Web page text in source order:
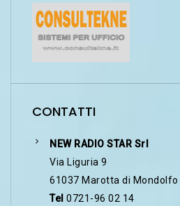
CONTATTI
NEW RADIO STAR Srl
Via Liguria 9
61037 Marotta di Mondolfo
Tel 0721-96 02 14